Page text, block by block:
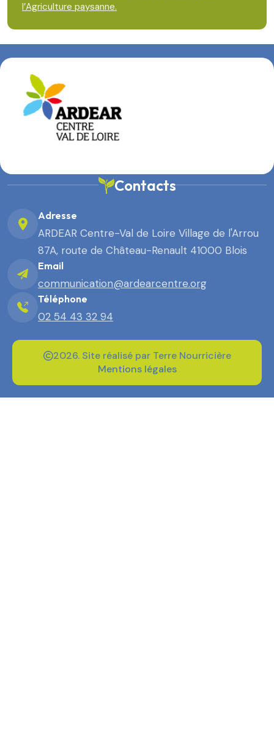
l’Agriculture paysanne.
Contacts
Adresse
ARDEAR Centre-Val de Loire Village de l'Arrou
87A, route de Château-Renault 41000 Blois
Email
communication@ardearcentre.org
Téléphone
02 54 43 32 94
2026. Site réalisé par Terre Nourricière
Mentions légales